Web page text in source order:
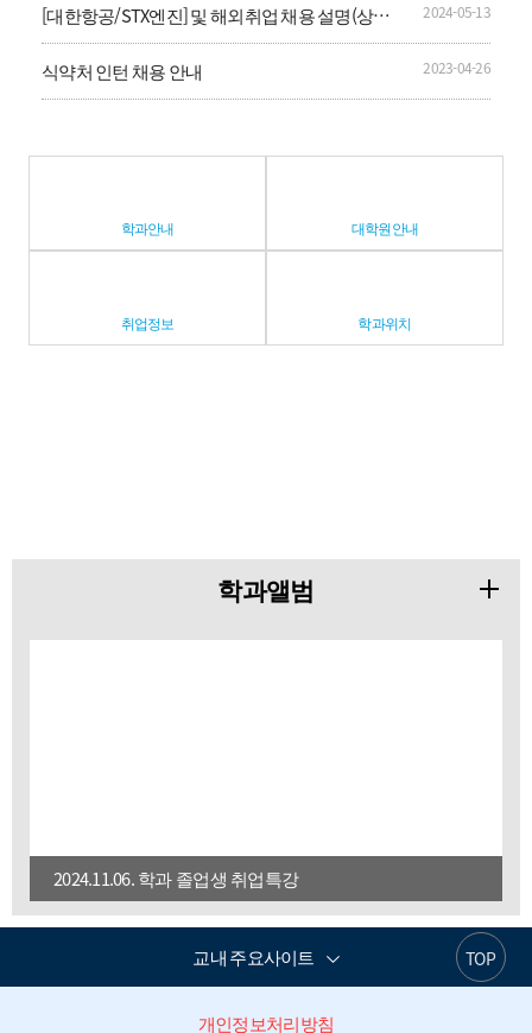
[대한항공/STX엔진] 및 해외취업 채용 설명(상담)
회 안내
2024-05-13
식약처 인턴 채용 안내 2023-04-26
학과안내 대학원안내
취업정보 학과위치
학과앨범
2024.11.06. 학과 졸업생 취업특강
TOP
교내 주요사이트
개인정보처리방침